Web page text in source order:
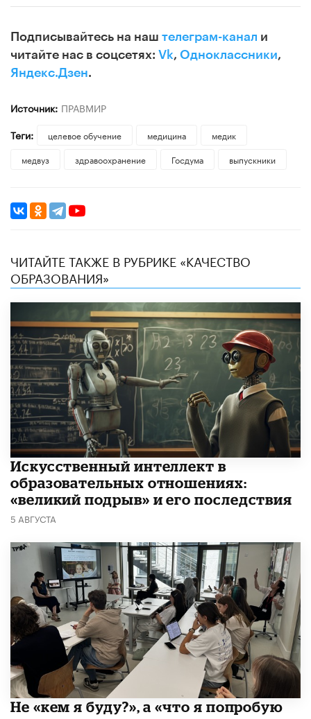
Подписывайтесь на наш телеграм-канал и
читайте нас в соцсетях: Vk, Одноклассники,
Яндекс.Дзен.
Источник: ПРАВМИР
Теги:
целевое обучение медицина
медик
медвуз
здравоохранение Госдума выпускники
ЧИТАЙТЕ ТАКЖЕ В РУБРИКЕ «КАЧЕСТВО
ОБРАЗОВАНИЯ»
​Искусственный интеллект в
образовательных отношениях:
«великий подрыв» и его последствия
5 АВГУСТА
Не «кем я буду?», а «что я попробую